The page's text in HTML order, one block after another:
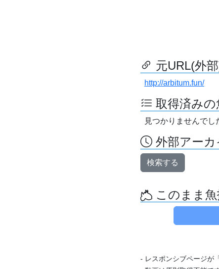
元URL(外
http://arbitum.fun/
取得済みの
見つかりませんでし
外部アー
検索する
このまま
- レスポンシブページが